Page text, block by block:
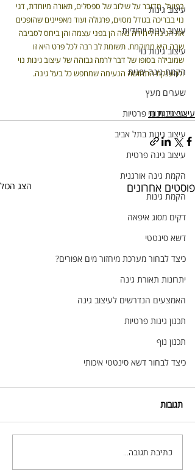
עיצוב גינות
עיצוב גינות ייחודיות
עיצוב גינות נוי
הקמת גינה יפנית
שערים מעץ
עיצוב גינות פרטיות
עיצוב גינות בתל אביב
עיצוב גינה פרטית
הקמת גינה אורגנית
הקמת גינות
דקים מסוג איפאה
דשא סינטטי
כיצד לבחור מערכת מיחזור מים אפורים?
יתרונות תאורת גינה
האמצעים הנדרשים לעיצוב גינה
תכנון גינות פרטיות
תכנון נוף
כיצד לבחור דשא סינטטי איכותי
בפועל, מדובר על שילוב של ספסלים, תאורה מיוחדת, דגי
נוי בבריכה בגודל מסוים, פרגולה ועוד מאפיינים שהופכים
את הגינה ליחידה נאה הן בפני עצמה והן ביחס לסביבה
שבה היא ממוקמת. תשומת לב רבה לכל פרט היא זו
שמובילה בסופו של דבר לרמה גבוהה של עיצוב גינות נוי
ולהענקת התחושה הנעימה שמחפש כל בעל גינה.
עיצוב גינות נוי
פוסטים אחרונים הצג הכול
תגובות
כתיבת תגובה...